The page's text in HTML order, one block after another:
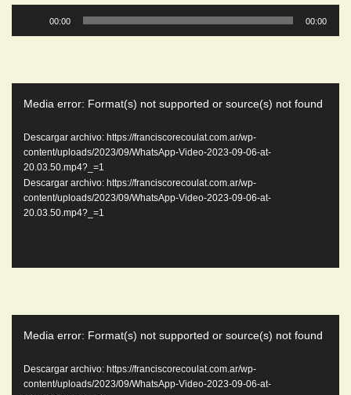
Reproductor
de
00:00 00:00
video
Media error: Format(s) not supported or source(s) not found
Descargar archivo: https://franciscorecoulat.com.ar/wp-
content/uploads/2023/09/WhatsApp-Video-2023-09-06-at-
20.03.50.mp4?_=1
Descargar archivo: https://franciscorecoulat.com.ar/wp-
content/uploads/2023/09/WhatsApp-Video-2023-09-06-at-
20.03.50.mp4?_=1
video
Media error: Format(s) not supported or source(s) not found
Descargar archivo: https://franciscorecoulat.com.ar/wp-
content/uploads/2023/09/WhatsApp-Video-2023-09-06-at-